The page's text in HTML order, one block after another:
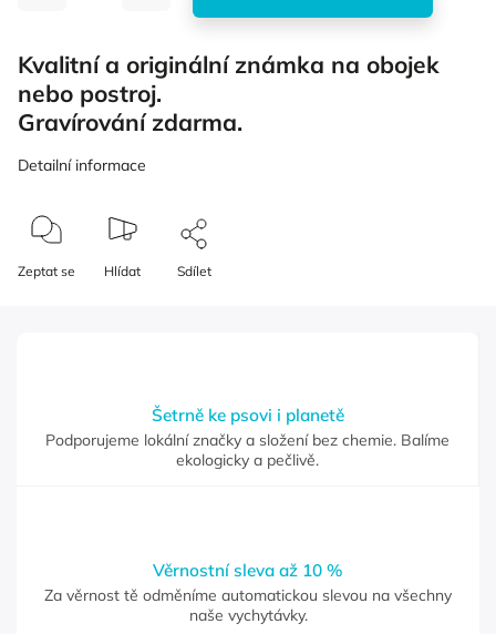
Kvalitní a originální známka na obojek
nebo postroj.
Gravírování zdarma.
Detailní informace
Zeptat se Hlídat Sdílet
Šetrně ke psovi i planetě
Podporujeme lokální značky a složení bez chemie. Balíme
ekologicky a pečlivě.
Věrnostní sleva až 10 %
Za věrnost tě odměníme automatickou slevou na všechny
naše vychytávky.